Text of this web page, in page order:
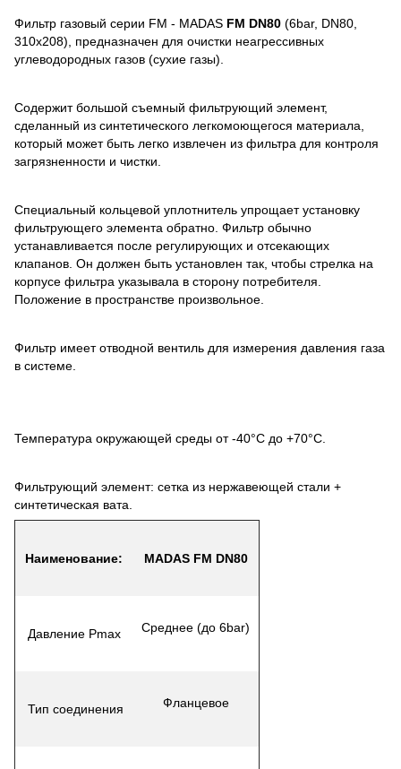
Фильтр газовый серии FМ - MADAS FM DN80 (6bar, DN80,
310x208), предназначен для очистки неагрессивных
углеводородных газов (сухие газы).
Содержит большой съемный фильтрующий элемент,
сделанный из синтетического легкомоющегося материала,
который может быть легко извлечен из фильтра для контроля
загрязненности и чистки.
Специальный кольцевой уплотнитель упрощает установку
фильтрующего элемента обратно. Фильтр обычно
устанавливается после регулирующих и отсекающих
клапанов. Он должен быть установлен так, чтобы стрелка на
корпусе фильтра указывала в сторону потребителя.
Положение в пространстве произвольное.
Фильтр имеет отводной вентиль для измерения давления газа
в системе.
Температура окружающей среды от -40°С до +70°С.
Фильтрующий элемент: сетка из нержавеющей стали +
синтетическая вата.
Наименование: MADAS FM DN80
Давление Pmax Среднее (до 6bar)
Тип соединения Фланцевое